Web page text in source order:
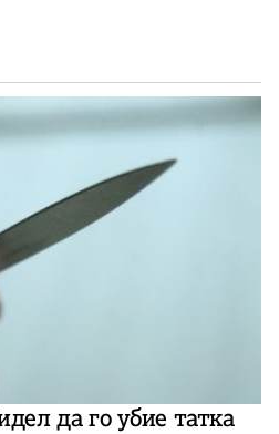
да го убие татка